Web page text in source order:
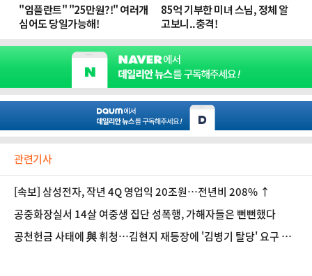
관련기사
[속보] 삼성전자, 작년 4Q 영업익 20조원…전년비 208% ↑
공중화장실서 14살 여중생 집단 성폭행, 가해자들은 뻔뻔했다
공천헌금 사태에 與 휘청…김현지 재등장에 '김병기 탈당' 요구 분